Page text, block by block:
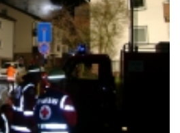
EINSÄTZE
2026
2025
ARCHIV